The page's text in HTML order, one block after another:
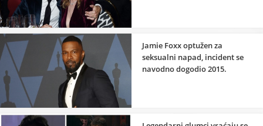
Jamie Foxx optužen za
seksualni napad, incident se
navodno dogodio 2015.